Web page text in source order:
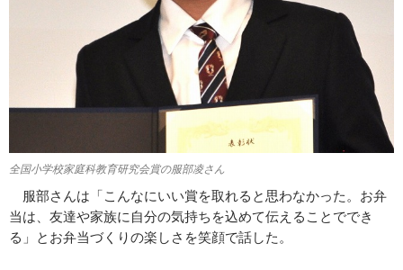
全国小学校家庭科教育研究会賞の服部凌さん
服部さんは「こんなにいい賞を取れると思わなかった。お弁
当は、友達や家族に自分の気持ちを込めて伝えることででき
る」とお弁当づくりの楽しさを笑顔で話した。